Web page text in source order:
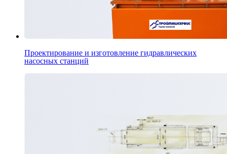
Проектирование и изготовление гидравлических
насосных станций